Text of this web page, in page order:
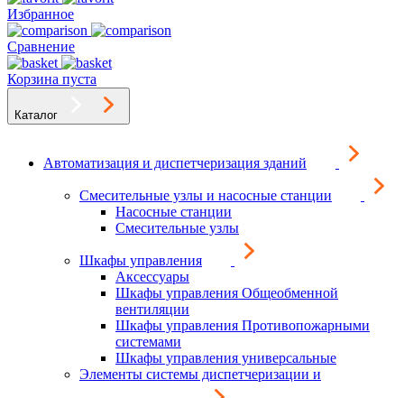
Избранное
Сравнение
Корзина пуста
Каталог
Автоматизация и диспетчеризация зданий
Смесительные узлы и насосные станции
Насосные станции
Смесительные узлы
Шкафы управления
Аксессуары
Шкафы управления Общеобменной
вентиляции
Шкафы управления Противопожарными
системами
Шкафы управления универсальные
Элементы системы диспетчеризации и